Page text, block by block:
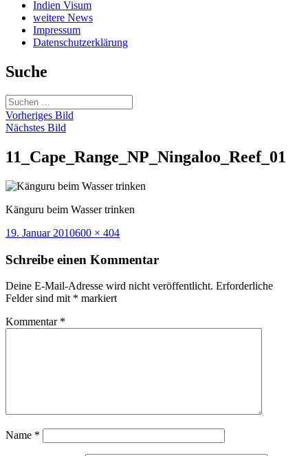
Indien Visum
weitere News
Impressum
Datenschutzerklärung
Suche
Suchen
nach:
Vorheriges Bild
Nächstes Bild
11_Cape_Range_NP_Ningaloo_Reef_01
Känguru beim Wasser trinken
Veröffentlicht
19. Januar 2010Volle
600 × 404
Schreibe einen Kommentar
Deine E-Mail-Adresse wird nicht veröffentlicht. Erforderliche
Felder sind mit * markiert
Kommentar *
Name *